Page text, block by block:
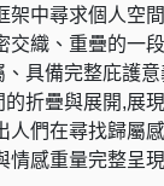
架中尋求個人空
交織、重疊的一
具備完整庇護意
折疊與展開,展
人們在尋找歸屬
情感重量完整呈現